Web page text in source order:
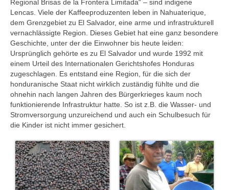
Regional Brisas de la Frontera Limitada“ – sind indigene
Lencas. Viele der Kaffeeproduzenten leben in Nahuaterique,
dem Grenzgebiet zu El Salvador, eine arme und infrastrukturell
vernachlässigte Region. Dieses Gebiet hat eine ganz besondere
Geschichte, unter der die Einwohner bis heute leiden:
Ursprünglich gehörte es zu El Salvador und wurde 1992 mit
einem Urteil des Internationalen Gerichtshofes Honduras
zugeschlagen. Es entstand eine Region, für die sich der
honduranische Staat nicht wirklich zuständig fühlte und die
ohnehin nach langen Jahren des Bürgerkrieges kaum noch
funktionierende Infrastruktur hatte. So ist z.B. die Wasser- und
Stromversorgung unzureichend und auch ein Schulbesuch für
die Kinder ist nicht immer gesichert.